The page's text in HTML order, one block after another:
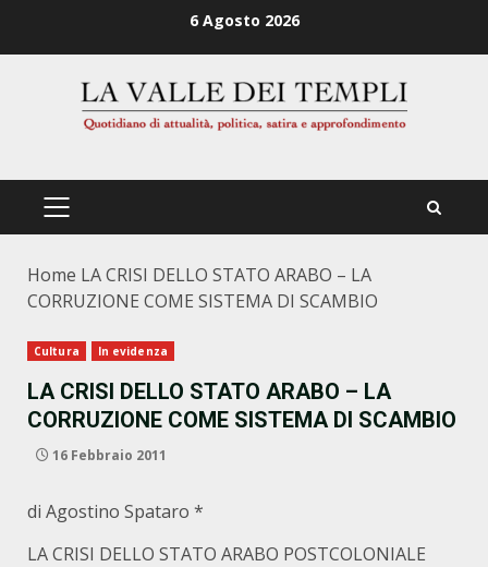
6 Agosto 2026
PRIMÄRES
Home LA CRISI DELLO STATO ARABO – LA
CORRUZIONE COME SISTEMA DI SCAMBIO
Cultura In evidenza
LA CRISI DELLO STATO ARABO – LA
CORRUZIONE COME SISTEMA DI SCAMBIO
16 Febbraio 2011
di Agostino Spataro *
LA CRISI DELLO STATO ARABO POSTCOLONIALE